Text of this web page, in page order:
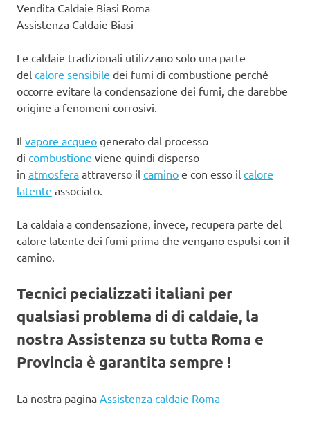
Vendita Caldaie Biasi Roma
Assistenza Caldaie Biasi
Le caldaie tradizionali utilizzano solo una parte
del calore sensibile dei fumi di combustione perché
occorre evitare la condensazione dei fumi, che darebbe
origine a fenomeni corrosivi.
Il vapore acqueo generato dal processo
di combustione viene quindi disperso
in atmosfera attraverso il camino e con esso il calore
latente associato.
La caldaia a condensazione, invece, recupera parte del
calore latente dei fumi prima che vengano espulsi con il
camino.
Tecnici pecializzati italiani per
qualsiasi problema di di caldaie, la
nostra Assistenza su tutta Roma e
Provincia è garantita sempre !
La nostra pagina Assistenza caldaie Roma